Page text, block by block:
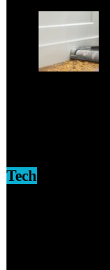
Tech